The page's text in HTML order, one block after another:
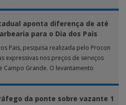
aponta diferença de até
para o Dia dos Pais
Pais, pesquisa realizada pelo Procon
expressivas nos preços de serviços
Grande. O levantamento
da ponte sobre vazante 1